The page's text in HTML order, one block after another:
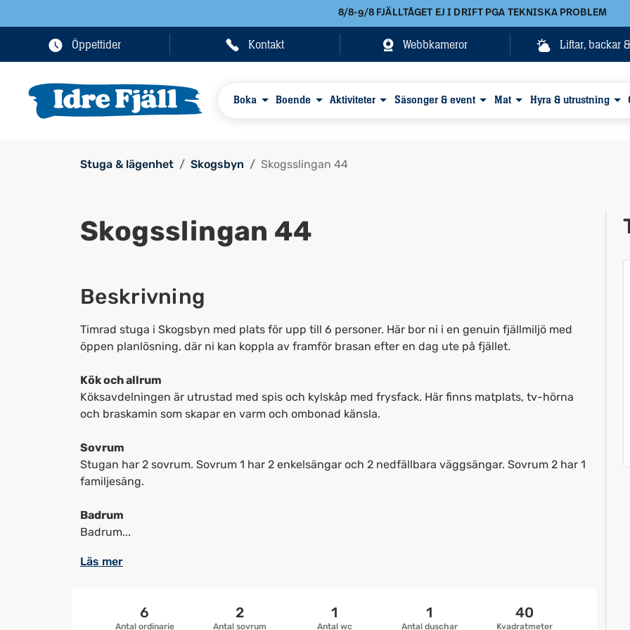
8/8-9/8 FJÄLLTÅGET EJ I DRIFT PGA TEKNISKA PROBLEM
Öppettider Kontakt Webbkameror Liftar, backar
Boka Boende Aktiviteter Säsonger & event Mat Hyra & utrustning
Stuga & lägenhet Skogsbyn Skogsslingan 44
Skogsslingan 44
Beskrivning
Timrad stuga i Skogsbyn med plats för upp till 6 personer. Här bor ni i en genuin fjällmiljö med
öppen planlösning, där ni kan koppla av framför brasan efter en dag ute på fjället.
Kök och allrum
Köksavdelningen är utrustad med spis och kylskåp med frysfack. Här finns matplats, tv-hörna
och braskamin som skapar en varm och ombonad känsla.
Sovrum
Stugan har 2 sovrum. Sovrum 1 har 2 enkelsängar och 2 nedfällbara väggsängar. Sovrum 2 har 1
familjesäng.
Badrum
Badrum...
Läs mer
Antal ordinarie
6
Antal sovrum
2
Antal wc
1
Antal duschar
1
Kvadratmeter
40